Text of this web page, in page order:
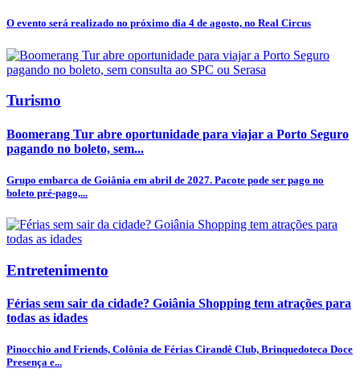
O evento será realizado no próximo dia 4 de agosto, no Real Circus
Turismo
Boomerang Tur abre oportunidade para viajar a Porto Seguro
pagando no boleto, sem...
Grupo embarca de Goiânia em abril de 2027. Pacote pode ser pago no
boleto pré-pago,...
Entretenimento
Férias sem sair da cidade? Goiânia Shopping tem atrações para
todas as idades
Pinocchio and Friends, Colônia de Férias Cirandê Club, Brinquedoteca Doce
Presença e...